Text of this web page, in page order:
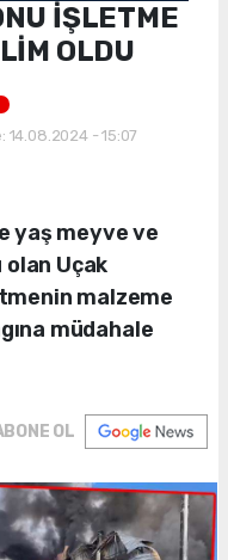
İŞLETME
OLDU
14.08.2024 - 15:07
yaş meyve ve
Uçak
malzeme
müdahale
OL